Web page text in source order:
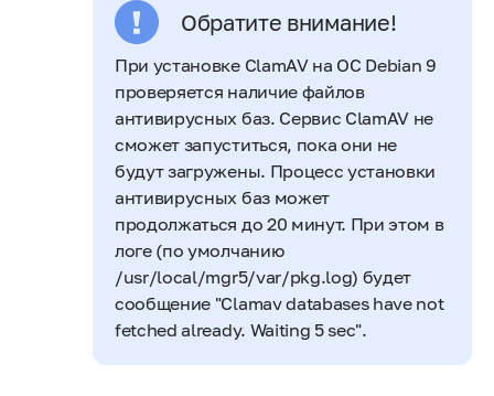
Обратите внимание!
При установке ClamAV на ОС Debian 9
проверяется наличие файлов
антивирусных баз. Сервис ClamAV не
сможет запуститься, пока они не
будут загружены. Процесс установки
антивирусных баз может
продолжаться до 20 минут. При этом в
логе (по умолчанию
/usr/local/mgr5/var/pkg.log) будет
сообщение "Clamav databases have not
fetched already. Waiting 5 sec".